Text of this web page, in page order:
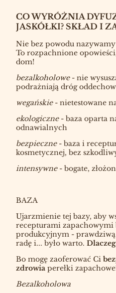
CO WYRÓŻNIA
JASKÓŁKI? SKŁAD I
Nie bez powodu
To rozpachnione
dom!
bezalkoholowe- nie
podrażniają dróg
wegańskie- nietestowane
ekologiczne- baza oparta
odnawialnych
bezpieczne- baza i
kosmetycznej, bez
intensywne- bogate,
BAZA
Ujarzmienie tej bazy, aby
recepturami zapachowymi
produkcyjnym -
radę i... było warto.
Bo mogę zaoferować Ci
zdrowia perełki
Bezalkoholowa